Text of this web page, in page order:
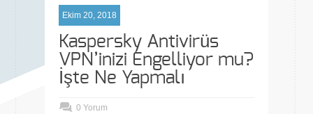
Ekim 20, 2018
Kaspersky Antivirüs
VPN’inizi Engelliyor mu?
İşte Ne Yapmalı
0 Yorum